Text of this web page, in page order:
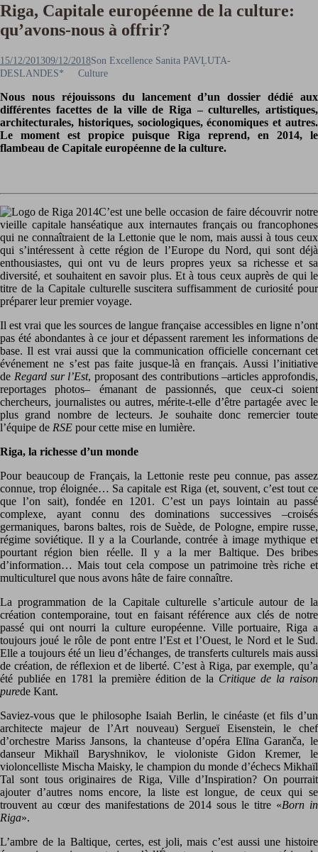
Riga, Capitale européenne de la culture:
qu’avons-nous à offrir?
Posted
on
15/12/201309/12/2018Author
Son Excellence Sanita PAVĻUTA-
DESLANDES*
Culture
Nous nous réjouissons du lancement d’un dossier dédié aux
différentes facettes de la ville de Riga – culturelles, artistiques,
architecturales, historiques, sociologiques, économiques et autres.
Le moment est propice puisque Riga reprend, en 2014, le
flambeau de Capitale européenne de la culture.
C’est une belle occasion de faire découvrir notre
vieille capitale hanséatique aux internautes français ou francophones
qui ne connaîtraient de la Lettonie que le nom, mais aussi à tous ceux
qui s’intéressent à cette région de l’Europe du Nord, qui sont déjà
enthousiastes, qui ont vu de leurs propres yeux sa richesse et sa
diversité, et souhaitent en savoir plus. Et à tous ceux auprès de qui le
titre de la Capitale culturelle suscitera suffisamment de curiosité pour
préparer leur premier voyage.
Il est vrai que les sources de langue française accessibles en ligne n’ont
pas été abondantes à ce jour et dépassent rarement les informations de
base. Il est vrai aussi que la communication officielle concernant cet
événement ne s’est pas faite jusque-là en français. Aussi l’initiative
de Regard sur l’Est, proposant des contributions –articles approfondis,
reportages photos– émanant de passionnés, que ceux-ci soient
chercheurs, journalistes ou autres, mérite-t-elle d’être partagée avec le
plus grand nombre de lecteurs. Je souhaite donc remercier toute
l’équipe de RSE pour cette mise en lumière.
Riga, la richesse d’un monde
Pour beaucoup de Français, la Lettonie reste peu connue, pas assez
connue, trop éloignée… Sa capitale est Riga (et, souvent, c’est tout ce
que l’on sait), fondée en 1201. C’est un pays lointain au passé
complexe, ayant connu des dominations successives –croisés
germaniques, barons baltes, rois de Suède, de Pologne, empire russe,
régime soviétique. Il y a la Courlande, contrée à image mythique et
pourtant région bien réelle. Il y a la mer Baltique. Des bribes
d’information… Mais tout cela compose un patrimoine très riche et
multiculturel que nous avons hâte de faire connaître.
La programmation de la Capitale culturelle s’articule autour de la
création contemporaine, tout en faisant référence aux clés de notre
passé qui ont nourri la culture européenne. Ville portuaire, Riga a
toujours joué le rôle de pont entre l’Est et l’Ouest, le Nord et le Sud.
Elle a toujours été un lieu d’échanges, de transferts culturels mais aussi
de création, de réflexion et de liberté. C’est à Riga, par exemple, qu’a
été publiée en 1781 la première édition de la Critique de la raison
purede Kant.
Saviez-vous que le philosophe Isaiah Berlin, le cinéaste (et fils d’un
architecte majeur de l’Art nouveau) Sergueï Eisenstein, le chef
d’orchestre Mariss Jansons, la chanteuse d’opéra Elīna Garanča, le
danseur Mikhaïl Baryshnikov, le violoniste Gidon Kremer, le
violoncelliste Mischa Maisky, le champion du monde d’échecs Mikhaïl
Tal sont tous originaires de Riga, Ville d’Inspiration? On pourrait
ajouter d’autres noms encore, la liste est longue, de ceux qui se
trouvent au cœur des manifestations de 2014 sous le titre «Born in
Riga».
L’ambre de la Baltique, certes, est joli, mais c’est aussi une histoire